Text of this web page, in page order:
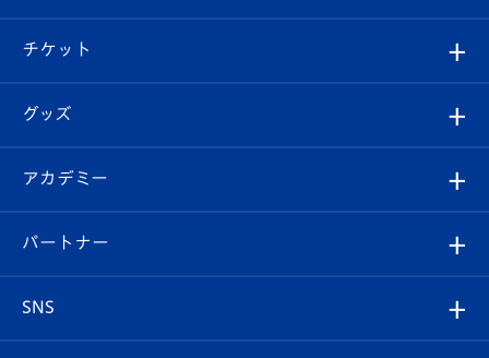
試合情報
チケット
イベント
メディア
ホームタウン
クラブ概要
エンブレム紹介
スタッフプロフィール
マスコット紹介
はじめての観戦ガイド
Revive Team
ヴィヴィくんの長崎おもてなしガイド
試合日程/結果
フォトギャラリー
スタジアムグルメ
チケット
チケット
V-LOVERS（ファンクラブ）
プレイヤーズスイート
グッズ
オンラインショップ
店舗情報
アカデミー
育成からのお知らせ
U-18
パートナー
SNS